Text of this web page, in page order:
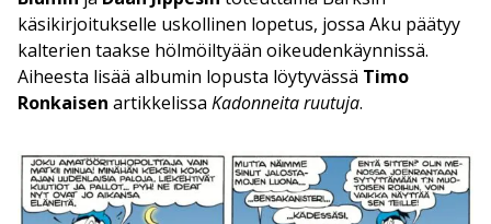
käsikirjoitukselle uskollinen lopetus, jossa Aku päätyy
kalterien taakse hölmöiltyään oikeudenkäynnissä.
Aiheesta lisää albumin lopusta löytyvässä Timo
Ronkaisen artikkelissa Kadonneita ruutuja.